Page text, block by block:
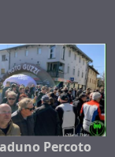
Percoto